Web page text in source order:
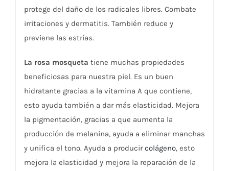
protege del daño de los radicales libres. Combate
irritaciones y dermatitis. También reduce y
previene las estrías.
La rosa mosqueta tiene muchas propiedades
beneficiosas para nuestra piel. Es un buen
hidratante gracias a la vitamina A que contiene,
esto ayuda también a dar más elasticidad. Mejora
la pigmentación, gracias a que aumenta la
producción de melanina, ayuda a eliminar manchas
y unifica el tono. Ayuda a producircolágeno, esto
mejora la elasticidad y mejora la reparación de la